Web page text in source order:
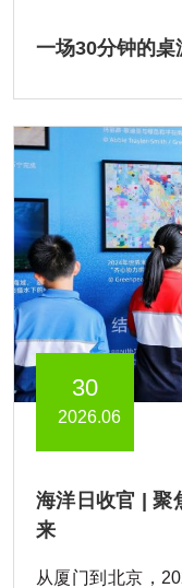
一场30分钟的桌
30
2026.06
海洋日收官 | 聚
来
从厦门到北京，